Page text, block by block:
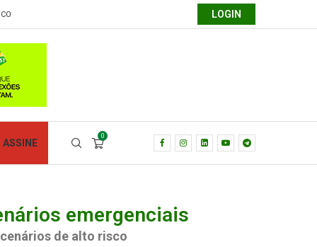
LOGIN
ASSINE
0
emergenciais
de alto risco